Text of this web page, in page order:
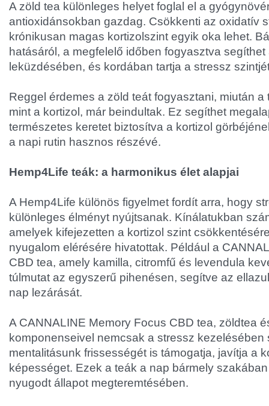
A zöld tea különleges helyet foglal el a
antioxidánsokban gazdag. Csökkenti az oxidatív
krónikusan magas kortizolszint egyik oka lehet.
hatásáról, a megfelelő időben fogyasztva
leküzdésében, és kordában tartja a stressz
Reggel érdemes a zöld teát fogyasztani, miután
mint a kortizol, már beindultak. Ez segíthet
természetes keretet biztosítva a kortizol
a napi rutin hasznos részévé.
Hemp4Life teák: a harmonikus élet alapjai
A Hemp4Life különös figyelmet fordít arra, hogy
különleges élményt nyújtsanak. Kínálatukban
amelyek kifejezetten a kortizol szint
nyugalom elérésére hivatottak. Például a
CBD tea, amely kamilla, citromfű és levendula
túlmutat az egyszerű pihenésen, segítve az
nap lezárását.
A CANNALINE Memory Focus CBD tea, zöldtea
komponenseivel nemcsak a stressz kezelésében
mentalitásunk frissességét is támogatja, javítja a
képességet. Ezek a teák a nap bármely
nyugodt állapot megteremtésében.